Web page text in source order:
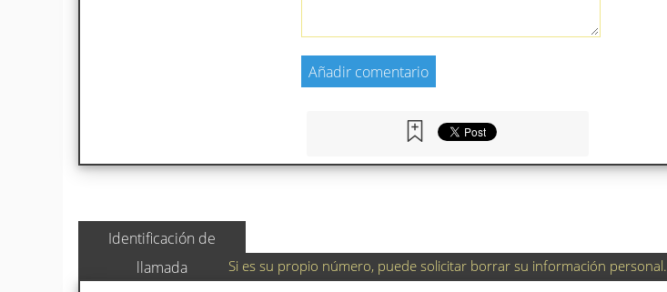
Identificación de
llamada
Si es su propio número, puede solicitar borrar su información personal.